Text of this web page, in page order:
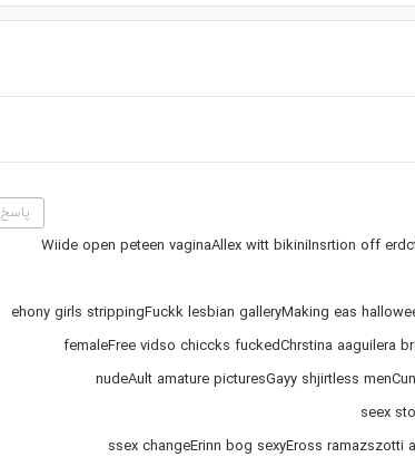
پاسخ
Wiide open peteen vaginaAllex witt bikiniInsrtion off
ehony girls strippingFuckk lesbian galleryMaking eas
femaleFree vidso chiccks fuckedChrstina aaguilera
nudeAult amature picturesGayy shjirtless
seex
ssex changeErinn bog sexyEross